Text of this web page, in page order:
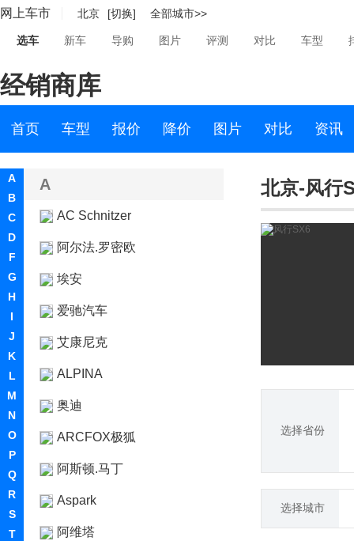
网上车市 北京 [切换] 全部城市>>
选车 新车 导购 图片 评测 对比 车型
经销商库
首页 车型 报价 降价 图片 对比 资讯
A
B
C
D
F
G
H
I
J
K
L
M
N
O
P
Q
R
S
T
A
AC Schnitzer
阿尔法.罗密欧
埃安
爱驰汽车
艾康尼克
ALPINA
奥迪
ARCFOX极狐
阿斯顿.马丁
Aspark
阿维塔
北京-风行
选择省份
选择城市